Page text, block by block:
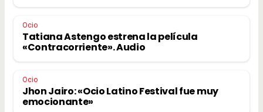
Ocio
Tatiana Astengo estrena la película
«Contracorriente». Audio
Ocio
Jhon Jairo: «Ocio Latino Festival fue muy
emocionante»